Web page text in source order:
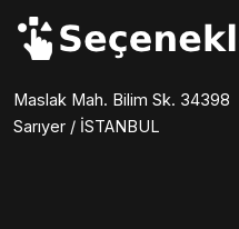
Maslak Mah. Bilim Sk. 34398
Sarıyer / İSTANBUL